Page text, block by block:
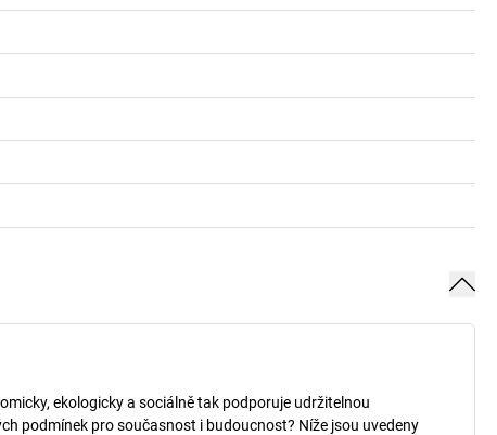
ekologicky a sociálně tak podporuje udržitelnou
podmínek pro současnost i budoucnost? Níže jsou uvedeny